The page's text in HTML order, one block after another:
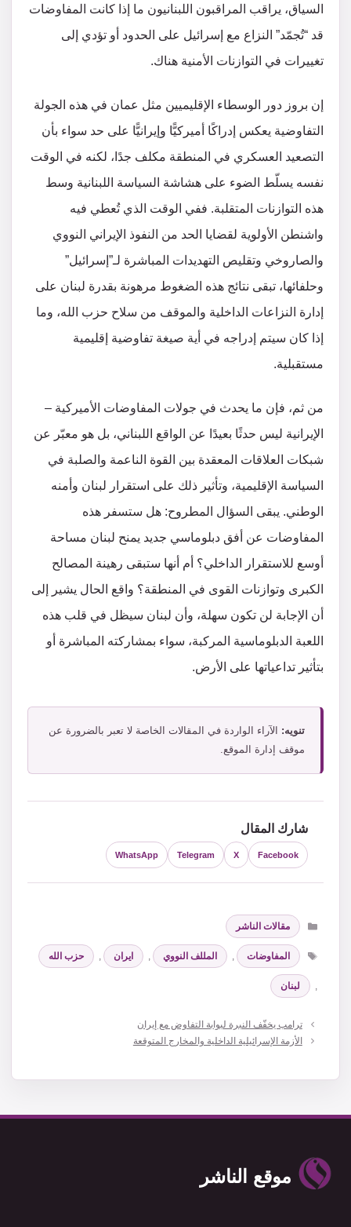
السياق، يراقب المراقبون اللبنانيون ما إذا كانت المفاوضات
قد “تُجمّد” النزاع مع إسرائيل على الحدود أو تؤدي إلى
تغييرات في التوازنات الأمنية هناك.
إن بروز دور الوسطاء الإقليميين مثل عمان في هذه الجولة
التفاوضية يعكس إدراكًا أميركيًّا وإيرانيًّا على حد سواء بأن
التصعيد العسكري في المنطقة مكلف جدًا، لكنه في الوقت
نفسه يسلّط الضوء على هشاشة السياسة اللبنانية وسط
هذه التوازنات المتقلبة. ففي الوقت الذي تُعطي فيه
واشنطن الأولوية لقضايا الحد من النفوذ الإيراني النووي
والصاروخي وتقليص التهديدات المباشرة لـ”إسرائيل”
وحلفائها، تبقى نتائج هذه الضغوط مرهونة بقدرة لبنان على
إدارة النزاعات الداخلية والموقف من سلاح حزب الله، وما
إذا كان سيتم إدراجه في أية صيغة تفاوضية إقليمية
مستقبلية.
من ثم، فإن ما يحدث في جولات المفاوضات الأميركية –
الإيرانية ليس حدثًا بعيدًا عن الواقع اللبناني، بل هو معبّر عن
شبكات العلاقات المعقدة بين القوة الناعمة والصلبة في
السياسة الإقليمية، وتأثير ذلك على استقرار لبنان وأمنه
الوطني. يبقى السؤال المطروح: هل ستسفر هذه
المفاوضات عن أفق دبلوماسي جديد يمنح لبنان مساحة
أوسع للاستقرار الداخلي؟ أم أنها ستبقى رهينة المصالح
الكبرى وتوازنات القوى في المنطقة؟ واقع الحال يشير إلى
أن الإجابة لن تكون سهلة، وأن لبنان سيظل في قلب هذه
اللعبة الدبلوماسية المركبة، سواء بمشاركته المباشرة أو
بتأثير تداعياتها على الأرض.
تنويه: الآراء الواردة في المقالات الخاصة لا تعبر بالضرورة عن
موقف إدارة الموقع.
شارك المقال
Facebook
X
Telegram
WhatsApp
التصنيفات
مقالات الناشر
الوسوم
المفاوضات , المللف النووي , ايران , حزب الله
, لبنان
ترامب يخفّف النبرة لبوابة التفاوض مع إيران
الأزمة الإسرائيلية الداخلية والمخارج المتوقعة
موقع الناشر